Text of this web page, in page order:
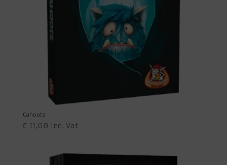
Cahoots
€ 11,00 inc. Vat